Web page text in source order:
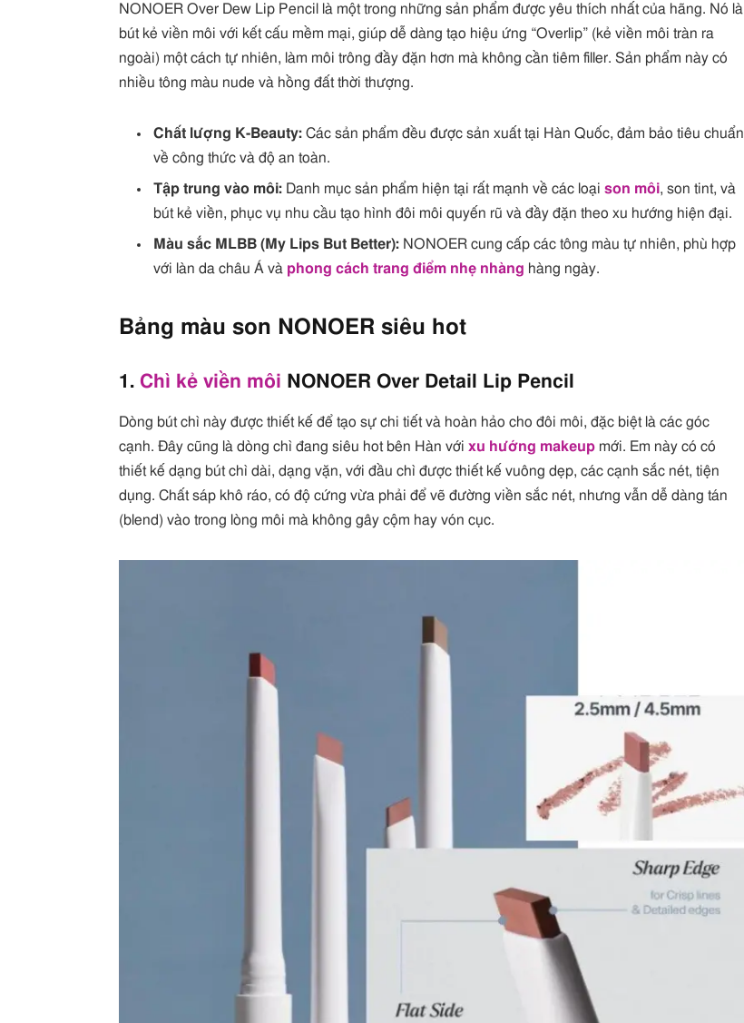
NONOER Over Dew Lip Pencil là một trong những sản phẩm được yêu thích nhất của hãng. Nó là
bút kẻ viền môi với kết cấu mềm mại, giúp dễ dàng tạo hiệu ứng “Overlip” (kẻ viền môi tràn ra
ngoài) một cách tự nhiên, làm môi trông đầy đặn hơn mà không cần tiêm filler. Sản phẩm này có
nhiều tông màu nude và hồng đất thời thượng.
Chất lượng K-Beauty: Các sản phẩm đều được sản xuất tại Hàn Quốc, đảm bảo tiêu chuẩn
về công thức và độ an toàn.
Tập trung vào môi: Danh mục sản phẩm hiện tại rất mạnh về các loạison môi, son tint, và
bút kẻ viền, phục vụ nhu cầu tạo hình đôi môi quyến rũ và đầy đặn theo xu hướng hiện đại.
Màu sắc MLBB (My Lips But Better): NONOER cung cấp các tông màu tự nhiên, phù hợp
với làn da châu Á và phong cách trang điểm nhẹ nhàng hàng ngày.
Bảng màu son NONOER siêu hot
1.Chì kẻ viền môi NONOER Over Detail Lip Pencil
Dòng bút chì này được thiết kế để tạo sự chi tiết và hoàn hảo cho đôi môi, đặc biệt là các góc
cạnh. Đây cũng là dòng chì đang siêu hot bên Hàn vớixu hướng makeup mới. Em này có có
thiết kế dạng bút chì dài, dạng vặn, với đầu chì được thiết kế vuông dẹp, các cạnh sắc nét, tiện
dụng. Chất sáp khô ráo, có độ cứng vừa phải để vẽ đường viền sắc nét, nhưng vẫn dễ dàng tán
(blend) vào trong lòng môi mà không gây cộm hay vón cục.